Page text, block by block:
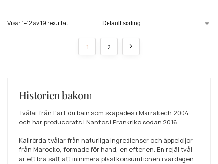
Visar 1–12 av 19 resultat
1 2
Historien bakom
Tvålar från L'art du bain som skapades i Marrakech 2004
och har producerats i Nantes i Frankrike sedan 2016.
Kallrörda tvålar från naturliga ingredienser och äppeloljor
från Marocko, formade för hand, en efter en. En rejäl tvål
är ett bra sätt att minimera plastkonsumtionen i vardagen.